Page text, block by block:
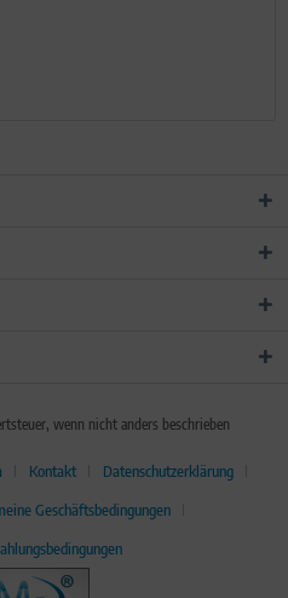
wenn nicht anders beschrieben
Kontakt
Datenschutzerklärung
Geschäftsbedingungen